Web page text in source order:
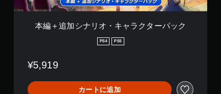
ラ
本編＋追加シナリオ・キャラクターパック
PS4 PS5
¥5,919
カートに追加